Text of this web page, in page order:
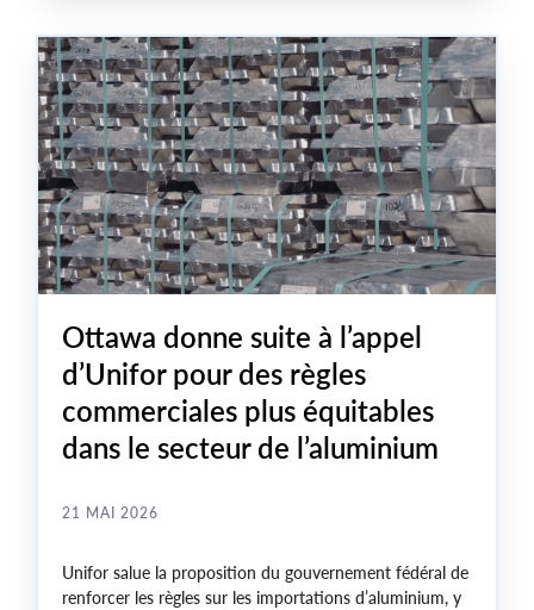
Ottawa donne suite à l’appel
d’Unifor pour des règles
commerciales plus équitables
dans le secteur de l’aluminium
21 MAI 2026
Unifor salue la proposition du gouvernement fédéral de
renforcer les règles sur les importations d’aluminium, y